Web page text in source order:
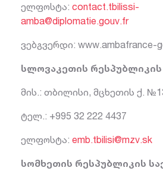
ელფოსტა: contact.tbilissi-
amba@diplomatie.gouv.fr
ვებგვერდი: www.ambafrance-
სლოვაკეთის
მის.: თბილისი, მცხეთის ქ.
ტელ.: +995 32 222 4437
ელფოსტა: emb.tbilisi@mzv.sk
სომხეთის რესპუბლიკის